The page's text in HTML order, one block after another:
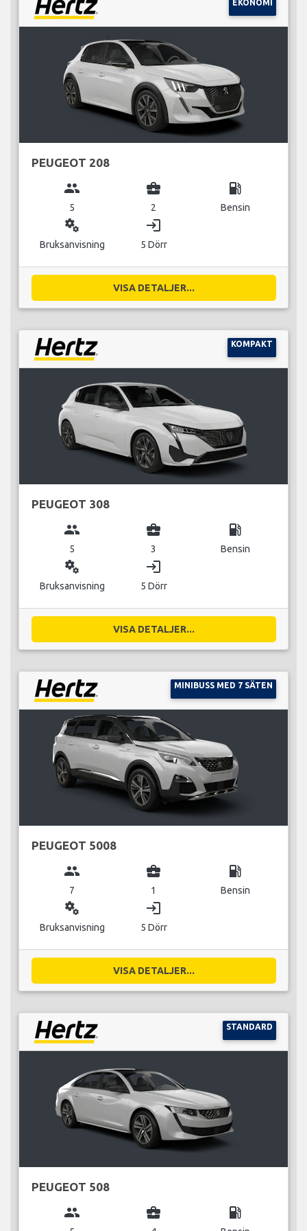
EKONOMI
PEUGEOT 208
group
5
business_center
2
local_gas_station
Bensin
miscellaneous_services
Bruksanvisning
login
5 Dörr
VISA DETALJER...
KOMPAKT
PEUGEOT 308
group
5
business_center
3
local_gas_station
Bensin
miscellaneous_services
Bruksanvisning
login
5 Dörr
VISA DETALJER...
MINIBUSS MED 7 SÄTEN
PEUGEOT 5008
group
7
business_center
1
local_gas_station
Bensin
miscellaneous_services
Bruksanvisning
login
5 Dörr
VISA DETALJER...
STANDARD
PEUGEOT 508
group business_center local_gas_station